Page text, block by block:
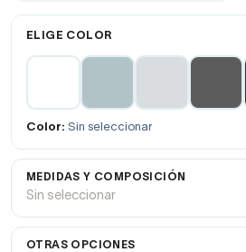
ELIGE COLOR
Color: Sin seleccionar
MEDIDAS Y COMPOSICIÓN
Sin seleccionar
OTRAS OPCIONES